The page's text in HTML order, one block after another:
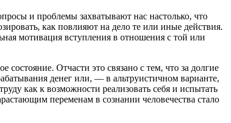
и проблемы захватывают нас настолько, что
как повлияют на дело те или иные действия.
мотивация вступления в отношения с той или
Отчасти это связано с тем, что за долгие
денег или, — в альтруистичном варианте,
как к возможности реализовать себя и испытать
переменам в сознании человечества стало